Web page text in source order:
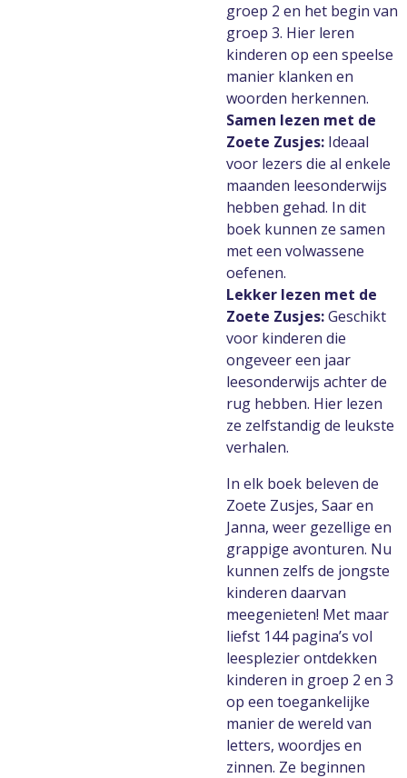
groep 2 en het begin van
groep 3. Hier leren
kinderen op een speelse
manier klanken en
woorden herkennen.
Samen lezen met de
Zoete Zusjes: Ideaal
voor lezers die al enkele
maanden leesonderwijs
hebben gehad. In dit
boek kunnen ze samen
met een volwassene
oefenen.
Lekker lezen met de
Zoete Zusjes:Geschikt
voor kinderen die
ongeveer een jaar
leesonderwijs achter de
rug hebben. Hier lezen
ze zelfstandig de leukste
verhalen.
In elk boek beleven de
Zoete Zusjes, Saar en
Janna, weer gezellige en
grappige avonturen. Nu
kunnen zelfs de jongste
kinderen daarvan
meegenieten! Met maar
liefst 144 pagina’s vol
leesplezier ontdekken
kinderen in groep 2 en 3
op een toegankelijke
manier de wereld van
letters, woordjes en
zinnen. Ze beginnen